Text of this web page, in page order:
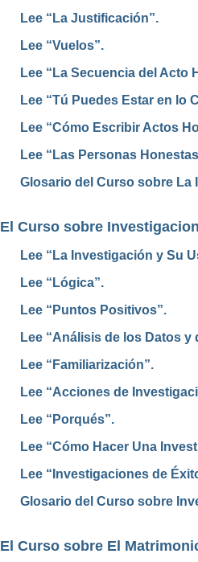
Lee “La Justificación”.
Lee “Vuelos”.
Lee “La Secuencia del Acto
Lee “Tú Puedes Estar en lo
Lee “Cómo Escribir Actos
Lee “Las Personas
Glosario del Curso sobre La
El Curso sobre
Lee “La Investigación y Su
Lee “Lógica”.
Lee “Puntos Positivos”.
Lee “Análisis de los Datos y
Lee “Familiarización”.
Lee “Acciones de
Lee “Porqués”.
Lee “Cómo Hacer Una
Lee “Investigaciones de
Glosario del Curso sobre
El Curso sobre El